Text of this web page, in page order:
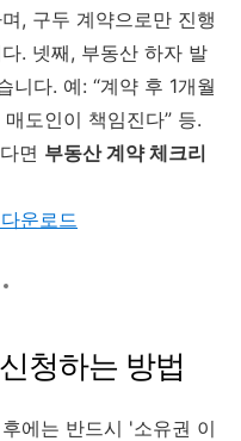
, 구두 계약으로만 진행
. 넷째, 부동산 하자 발
니다. 예: “계약 후 1개월
도인이 책임진다” 등.
면 부동산 계약 체크리
운로드
청하는 방법
에는 반드시 '소유권 이